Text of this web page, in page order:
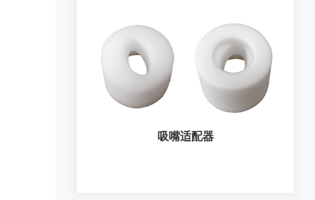
废气回收装置
吸嘴适配器